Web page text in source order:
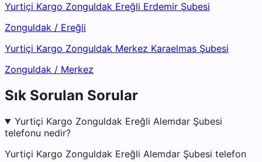
Yurtiçi Kargo Zonguldak Ereğli Erdemir Şubesi
Zonguldak / Ereğli
Yurtiçi Kargo Zonguldak Merkez Karaelmas Şubesi
Zonguldak / Merkez
Sık Sorulan Sorular
Yurtiçi Kargo Zonguldak Ereğli Alemdar Şubesi
telefonu nedir?
Yurtiçi Kargo Zonguldak Ereğli Alemdar Şubesi telefon